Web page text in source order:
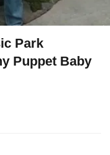
Park
Puppet Baby